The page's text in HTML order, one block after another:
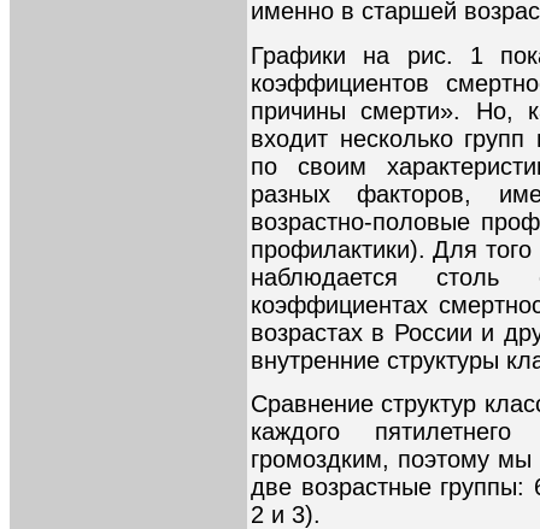
именно в старшей
Графики на рис. 1
коэффициентов
причины смерти». Но,
входит несколько
по своим
разных факторов,
возрастно-половые
профилактики). Для того
наблюдается столь
коэффициентах
возрастах в России и
внутренние структуры
Сравнение структур
каждого
громоздким, поэтому
две возрастные
2 и 3).